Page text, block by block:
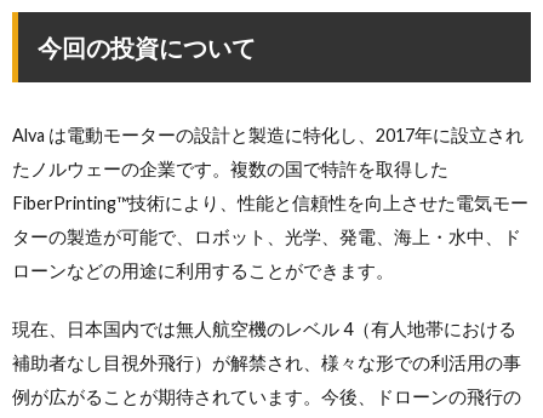
今回の投資について
Alva は電動モーターの設計と製造に特化し、2017年に設立され
たノルウェーの企業です。複数の国で特許を取得した
FiberPrinting™技術により、性能と信頼性を向上させた電気モー
ターの製造が可能で、ロボット、光学、発電、海上・水中、ド
ローンなどの用途に利用することができます。
現在、日本国内では無人航空機のレベル 4（有人地帯における
補助者なし目視外飛行）が解禁され、様々な形での利活用の事
例が広がることが期待されています。今後、ドローンの飛行の